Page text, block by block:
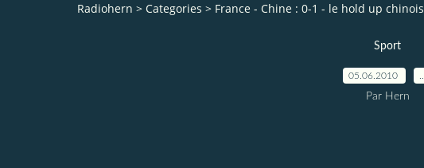
Radiohern > Categories > France - Chine : 0-1 - le hold up chinois
Sport
05.06.2010
Par Hern